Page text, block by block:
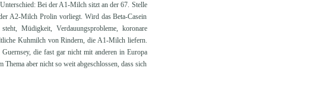
Bei der A1-Milch sitzt an der 67. Stelle
A2-Milch Prolin vorliegt. Wird das Beta-Casein
Müdigkeit, Verdauungsprobleme, koronare
Kuhmilch von Rindern, die A1-Milch liefern.
die fast gar nicht mit anderen in Europa
aber nicht so weit abgeschlossen, dass sich